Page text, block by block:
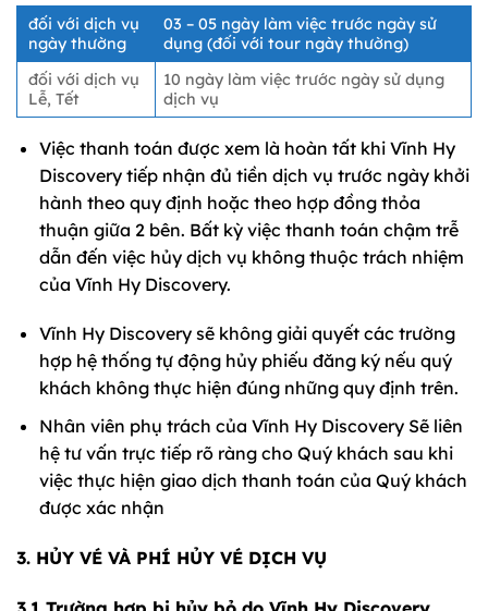
đối với dịch vụ
ngày thường
03 – 05 ngày làm việc trước ngày sử
dụng (đối với tour ngày thường)
đối với dịch vụ
Lễ, Tết
10 ngày làm việc trước ngày sử dụng
dịch vụ
Việc thanh toán được xem là hoàn tất khi Vĩnh Hy
Discovery tiếp nhận đủ tiền dịch vụ trước ngày khởi
hành theo quy định hoặc theo hợp đồng thỏa
thuận giữa 2 bên. Bất kỳ việc thanh toán chậm trễ
dẫn đến việc hủy dịch vụ không thuộc trách nhiệm
của Vĩnh Hy Discovery.
Vĩnh Hy Discovery sẽ không giải quyết các trường
hợp hệ thống tự động hủy phiếu đăng ký nếu quý
khách không thực hiện đúng những quy định trên.
Nhân viên phụ trách của Vĩnh Hy Discovery Sẽ liên
hệ tư vấn trực tiếp rõ ràng cho Quý khách sau khi
việc thực hiện giao dịch thanh toán của Quý khách
được xác nhận
3. HỦY VÉ VÀ PHÍ HỦY VÉ DỊCH VỤ